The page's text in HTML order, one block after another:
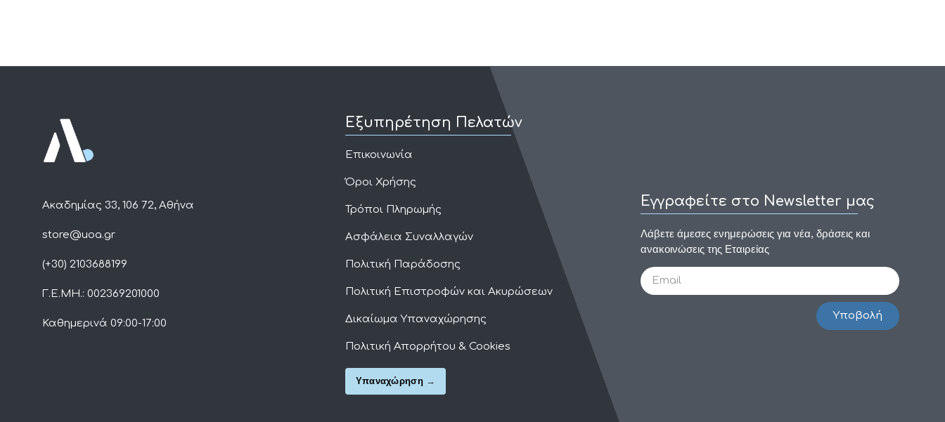
Ακαδημίας 33, 106 72, Αθήνα
store@uoa.gr
(+30) 2103688199
Γ.Ε.ΜΗ.: 002369201000
Καθημερινά 09:00-17:00​
Εξυπηρέτηση Πελατών
Επικοινωνία
Όροι Χρήσης
Τρόποι Πληρωμής
Ασφάλεια Συναλλαγών
Πολιτική Παράδοσης
Πολιτική Επιστροφών και Ακυρώσεων
Δικαίωμα Υπαναχώρησης
Πολιτική Απορρήτου & Cookies
Υπαναχώρηση
Εγγραφείτε στο Newsletter μας
Λάβετε άμεσες ενημερώσεις για νέα, δράσεις και
ανακοινώσεις της Εταιρείας
Υποβολή